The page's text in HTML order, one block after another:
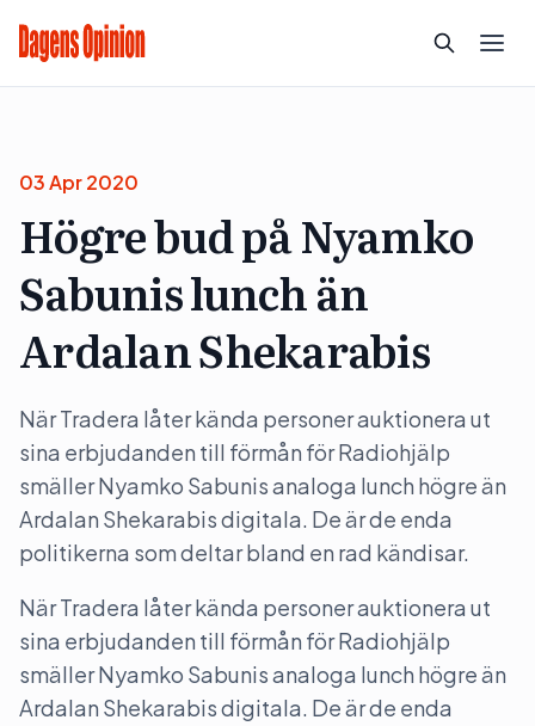
03 Apr 2020
Högre bud på Nyamko
Sabunis lunch än
Ardalan Shekarabis
När Tradera låter kända personer auktionera ut
sina erbjudanden till förmån för Radiohjälp
smäller Nyamko Sabunis analoga lunch högre än
Ardalan Shekarabis digitala. De är de enda
politikerna som deltar bland en rad kändisar.
När Tradera låter kända personer auktionera ut
sina erbjudanden till förmån för Radiohjälp
smäller Nyamko Sabunis analoga lunch högre än
Ardalan Shekarabis digitala. De är de enda